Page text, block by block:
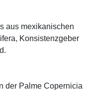
aus mexikanischen
Konsistenzgeber
der Palme Copernicia